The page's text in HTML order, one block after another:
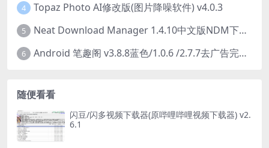
4 Topaz Photo AI修改版(图片降噪软件) v4.0.3
5 Neat Download Manager 1.4.10中文版NDM下载器简称NDM
6 Android 笔趣阁 v3.8.8蓝色/1.0.6 /2.7.7去广告完美版
随便看看
闪豆/闪多视频下载器(原哔哩哔哩视频下载器) v2.
6.1